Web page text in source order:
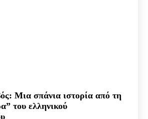
Μια σπάνια ιστορία από τη
του ελληνικού